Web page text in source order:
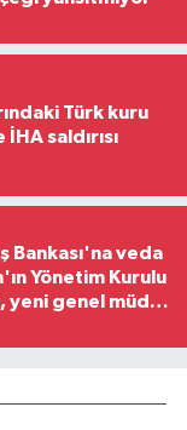
Türk kuru
saldırısı
Bankası'na veda
Yönetim Kurulu
yeni genel müdür